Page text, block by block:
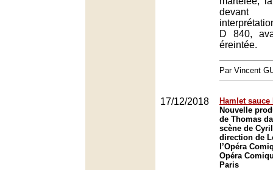
devant
D 840,
éreintée.
Par Vincent
17/12/2018
Hamlet sauce
Nouvelle
de Thomas
scène de
direction de
l’Opéra
Opéra
Paris